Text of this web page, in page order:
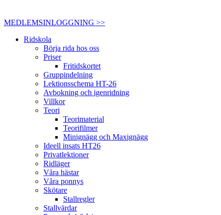
MEDLEMSINLOGGNING >>
Ridskola
Börja rida hos oss
Priser
Fritidskortet
Gruppindelning
Lektionsschema HT-26
Avbokning och igenridning
Villkor
Teori
Teorimaterial
Teorifilmer
Minignägg och Maxignägg
Ideell insats HT26
Privatlektioner
Ridläger
Våra hästar
Våra ponnys
Skötare
Stallregler
Stallvärdar